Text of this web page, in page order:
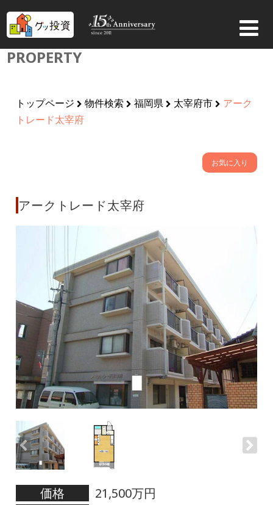
PROPERTY
トップページ 物件検索 福岡県 太宰府市
アーク
トレード太宰府
お気に入り
アークトレード太宰府
価格
21,500万円